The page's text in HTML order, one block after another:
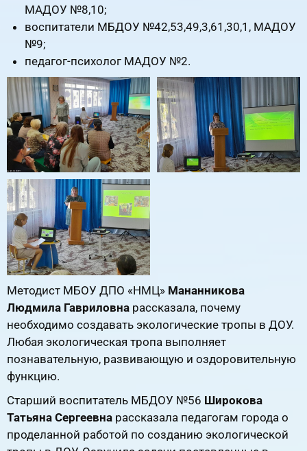
МАДОУ №8,10;
воспитатели МБДОУ №42,53,49,3,61,30,1, МАДОУ
№9;
педагог-психолог МАДОУ №2.
Методист МБОУ ДПО «НМЦ» Мананникова
Людмила Гавриловна рассказала, почему
необходимо создавать экологические тропы в ДОУ.
Любая экологическая тропа выполняет
познавательную, развивающую и оздоровительную
функцию.
Старший воспитатель МБДОУ №56 Широкова
Татьяна Сергеевна рассказала педагогам города о
проделанной работой по созданию экологической